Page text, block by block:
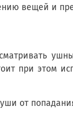
вещей и
при этом
от